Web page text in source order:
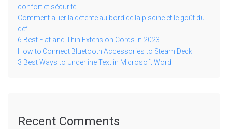
confort et sécurité
Comment allier la détente au bord de la piscine et le goût du
défi
6 Best Flat and Thin Extension Cords in 2023
How to Connect Bluetooth Accessories to Steam Deck
3 Best Ways to Underline Text in Microsoft Word
Recent Comments